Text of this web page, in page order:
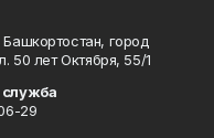
город
50 лет Октября, 55/1
29